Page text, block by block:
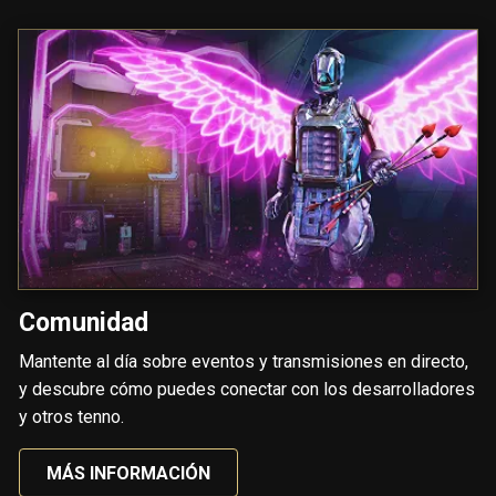
Comunidad
Mantente al día sobre eventos y transmisiones en directo,
y descubre cómo puedes conectar con los desarrolladores
y otros tenno.
MÁS INFORMACIÓN